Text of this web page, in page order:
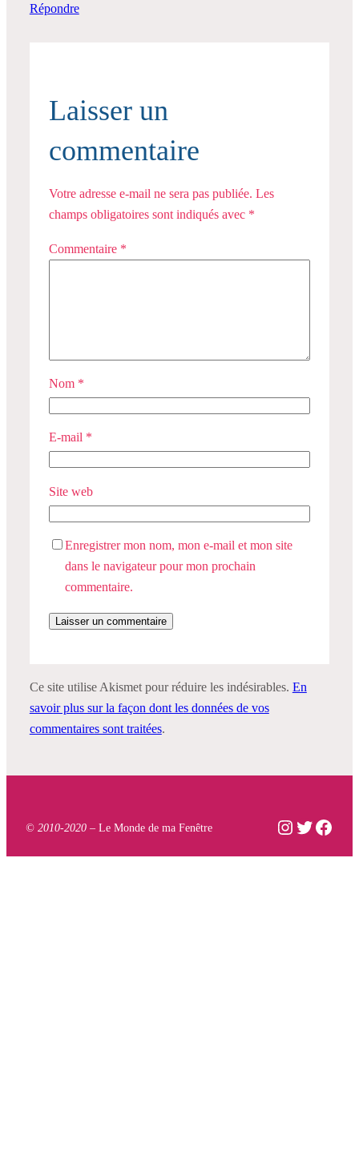
Répondre
Laisser un
commentaire
Votre adresse e-mail ne sera pas publiée. Les
champs obligatoires sont indiqués avec *
Commentaire *
Nom *
E-mail *
Site web
Enregistrer mon nom, mon e-mail et mon site
dans le navigateur pour mon prochain
commentaire.
Ce site utilise Akismet pour réduire les indésirables. En
savoir plus sur la façon dont les données de vos
commentaires sont traitées.
© 2010-2020 – Le Monde de ma Fenêtre Instagram
Twitter